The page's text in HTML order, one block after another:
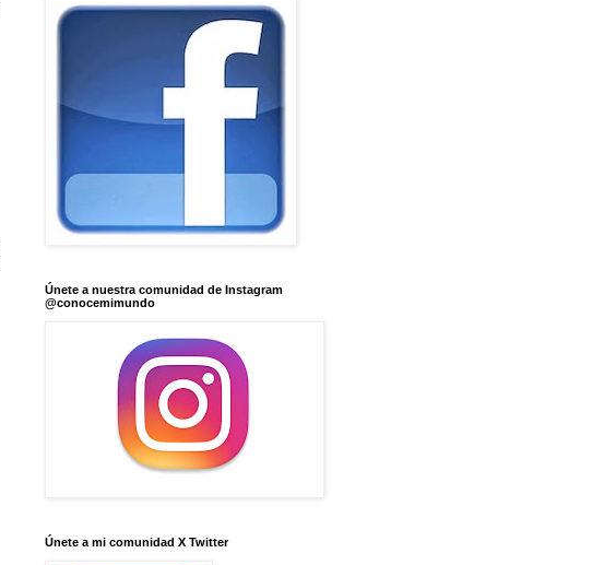
Únete a nuestra comunidad de Instagram
@conocemimundo
Únete a mi comunidad X Twitter